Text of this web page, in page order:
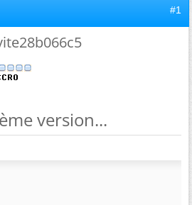
#1
version...